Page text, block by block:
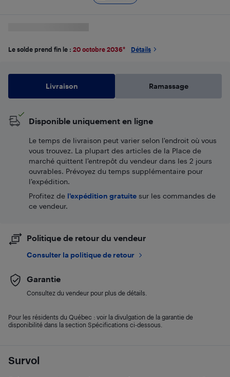
Survol
Le solde prend fin le : 20 octobre 2036* Détails
Livraison Ramassage
Disponible uniquement en ligne
Le temps de livraison peut varier selon l'endroit où vous
vous trouvez. La plupart des articles de la Place de
marché quittent l’entrepôt du vendeur dans les 2 jours
ouvrables. Prévoyez du temps supplémentaire pour
l’expédition.
Profitez de l'expédition gratuite sur les commandes de
ce vendeur.
Politique de retour du vendeur
Consulter la politique de retour
Garantie
Consultez du vendeur pour plus de détails.
Pour les résidents du Québec : voir la divulgation de la garantie de
disponibilité dans la section Spécifications ci-dessous.